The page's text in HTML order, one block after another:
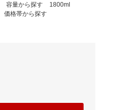
容量から探す
1800ml
価格帯から探す